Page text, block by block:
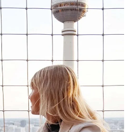
Leer todas las reseñas